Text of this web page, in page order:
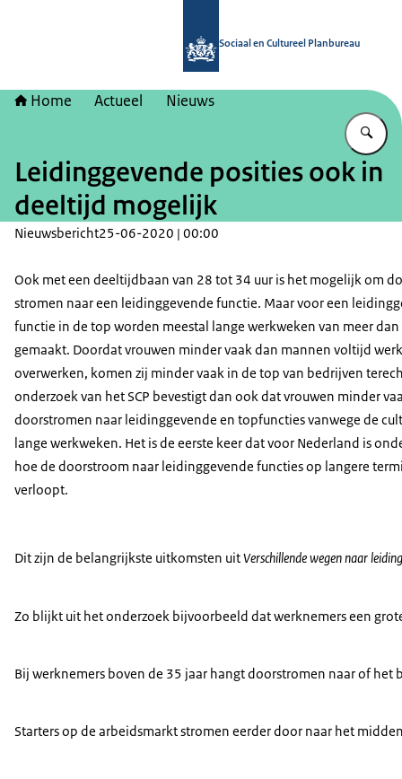
Sociaal en Cultureel Planbureau
Home Actueel Nieuws
Leidinggevende posities ook in
deeltijd mogelijk
Nieuwsbericht25-06-2020 | 00:00
Ook met een deeltijdbaan van 28 tot 34 uur is het mogelijk om
stromen naar een leidinggevende functie. Maar voor een
functie in de top worden meestal lange werkweken van meer dan
gemaakt. Doordat vrouwen minder vaak dan mannen voltijd
overwerken, komen zij minder vaak in de top van bedrijven
onderzoek van het SCP bevestigt dan ook dat vrouwen minder
doorstromen naar leidinggevende en topfuncties vanwege de
lange werkweken. Het is de eerste keer dat voor Nederland is
hoe de doorstroom naar leidinggevende functies op langere
verloopt.
Dit zijn de belangrijkste uitkomsten uitVerschillende wegen naar
Zo blijkt uit het onderzoek bijvoorbeeld dat werknemers een
Bij werknemers boven de 35 jaar hangt doorstromen naar of
Starters op de arbeidsmarkt stromen eerder door naar het